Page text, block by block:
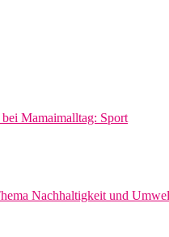
Mamaimalltag: Sport
Nachhaltigkeit und